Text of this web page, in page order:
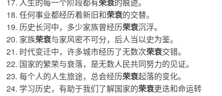
任何事业都经历着新旧和荣衰的交替。
历史长河中，多少家族曾经历荣衰沉浮。
家族荣衰与家风密不可分，后人当以史为鉴。
时代变迁中，许多城市经历了无数次荣衰交错。
国家的繁荣与衰落，是无数人民共同努力的见证。
每个人的人生旅途，总会经历荣衰起落的变化。
学习历史，有助于我们了解国家的荣衰更迭和命运转